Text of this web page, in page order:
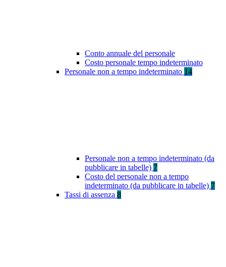
Conto annuale del personale
Costo personale tempo indeterminato
Personale non a tempo indeterminato 14
Personale non a tempo indeterminato (da
pubblicare in tabelle) 7
Costo del personale non a tempo
indeterminato (da pubblicare in tabelle) 7
Tassi di assenza 8